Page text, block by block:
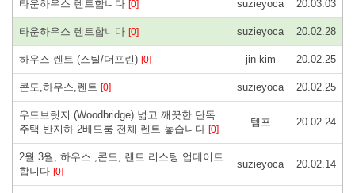
타운하우스 렌트합니다 [0] suzieyoca 20.03.03
타운하우스 렌트합니다 [0] suzieyoca 20.02.28
하우스 렌트 (스틸/더프린) [0] jin kim 20.02.25
콘도,하우스,렌트 [0] suzieyoca 20.02.25
우드브릿지 (Woodbridge) 넓고 깨끗한 단독
주택 반지하 2베드룸 전체 렌트 놓습니다 [0]
템프 20.02.24
2월 3월, 하우스 ,콘도, 렌트 리스팅 업데이트
합니다 [0]
suzieyoca 20.02.14